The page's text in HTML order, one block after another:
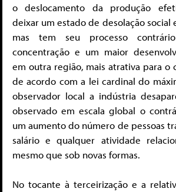
o deslocamento da produção
deixar um estado de desolação social
mas tem seu processo
concentração e um maior
em outra região, mais atrativa para o
de acordo com a lei cardinal do
observador local a indústria
observado em escala global o
um aumento do número de pessoas
salário e qualquer atividade
mesmo que sob novas formas.
No tocante à terceirização e a